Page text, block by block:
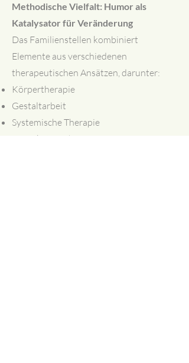
Methodische Vielfalt: Humor als
Katalysator für Veränderung
Das Familienstellen kombiniert
Elemente aus verschiedenen
therapeutischen Ansätzen, darunter:
Körpertherapie
Gestaltarbeit
Systemische Therapie
Provokative Therapie